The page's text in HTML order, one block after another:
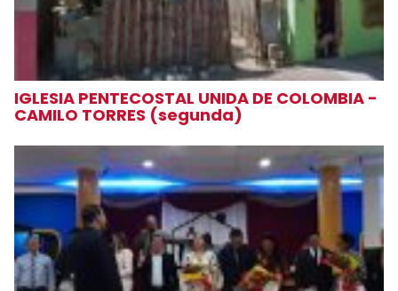
IGLESIA PENTECOSTAL UNIDA DE COLOMBIA -
CAMILO TORRES (segunda)